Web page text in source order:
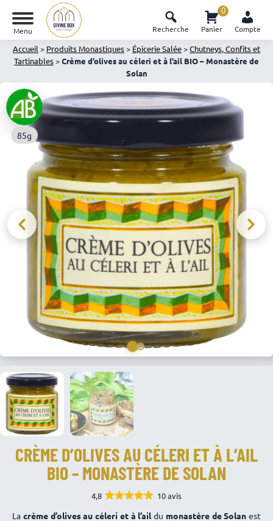
Menu Recherche Panier
0
Compte
Accueil > Produits Monastiques> Épicerie Salée>Chutneys, Confits et
Tartinables>Crème d’olives au céleri et à l’ail BIO – Monastère de
Solan
85g
CRÈME D’OLIVES AU CÉLERI ET À L’AIL
BIO – MONASTÈRE DE SOLAN
4,8 10 avis
La crème d’olives au céleri et à l’ail du monastère de Solan est